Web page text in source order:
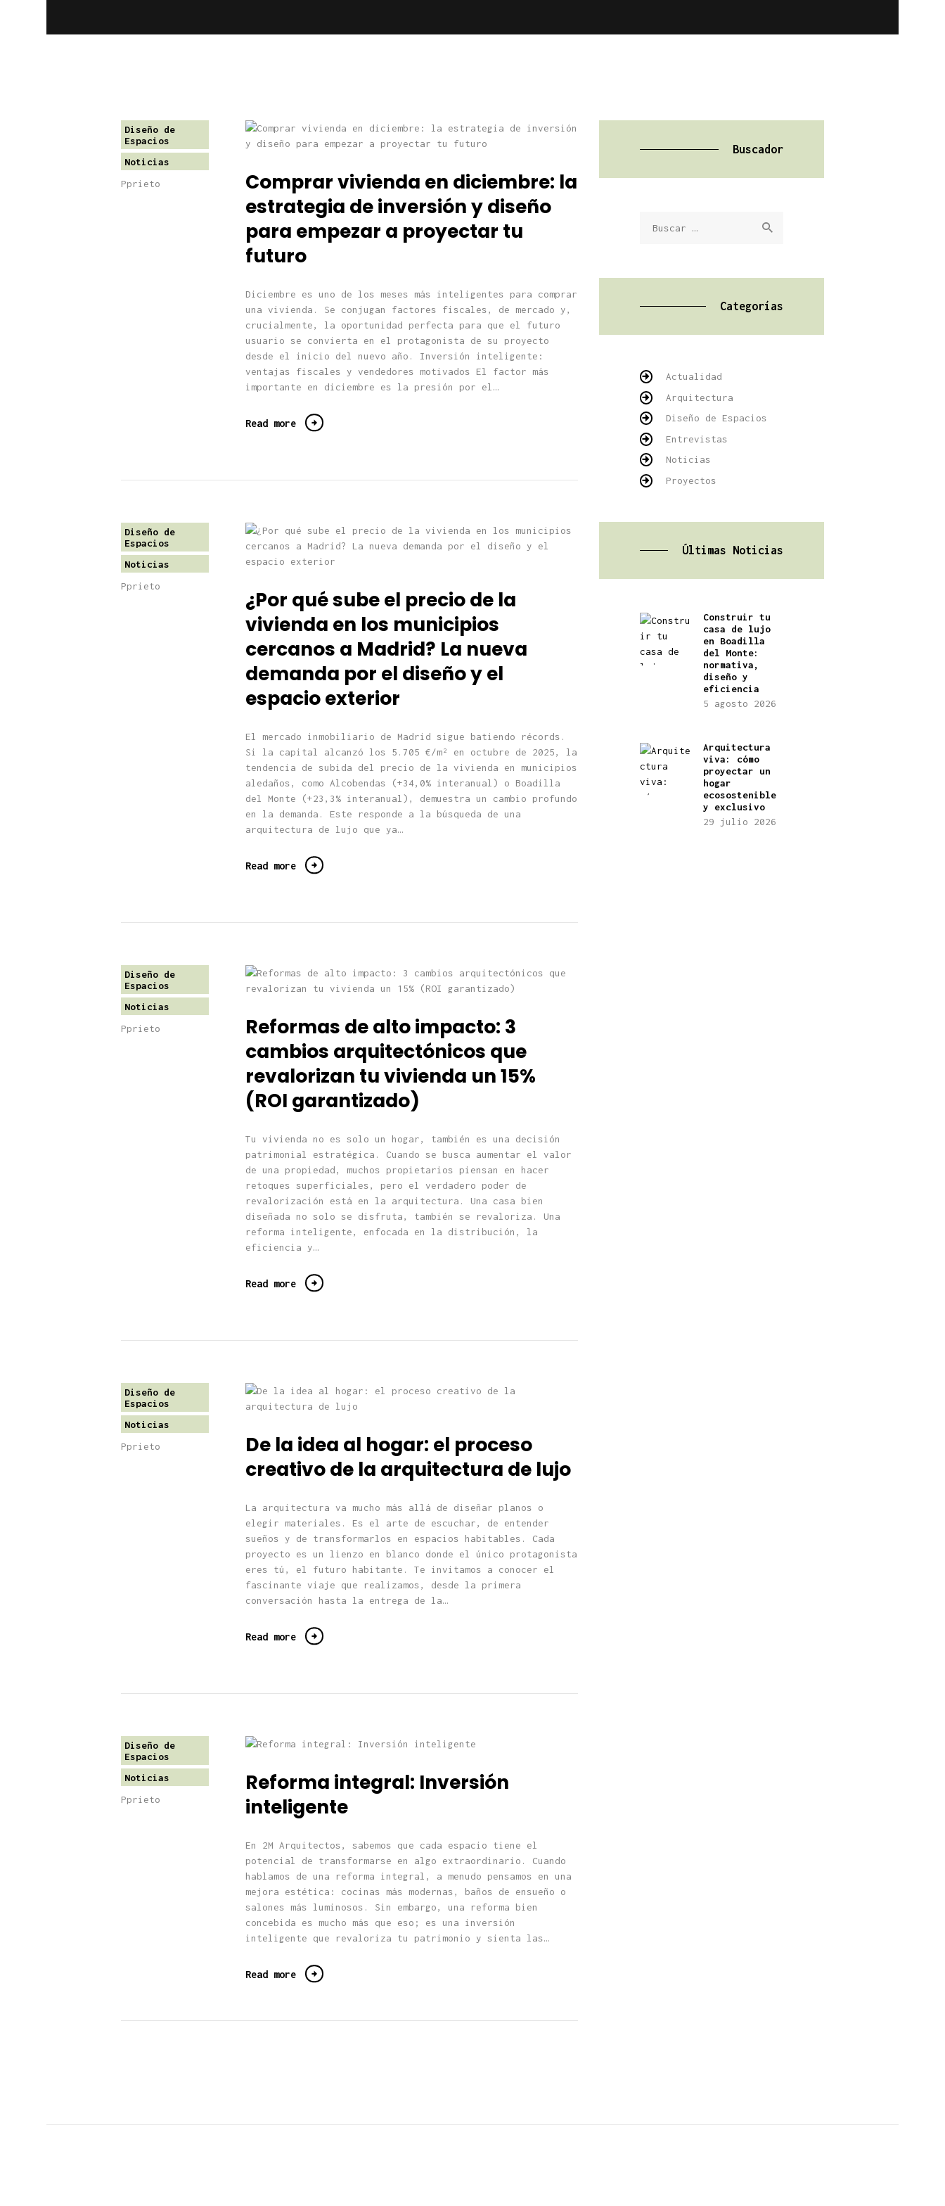
Diseño de
Espacios
Noticias
Pprieto
Comprar vivienda en diciembre: la
estrategia de inversión y diseño
para empezar a proyectar tu
futuro
Diciembre es uno de los meses más inteligentes para comprar
una vivienda. Se conjugan factores fiscales, de mercado y,
crucialmente, la oportunidad perfecta para que el futuro
usuario se convierta en el protagonista de su proyecto
desde el inicio del nuevo año. Inversión inteligente:
ventajas fiscales y vendedores motivados El factor más
importante en diciembre es la presión por el…
Read more
Diseño de
Espacios
Noticias
Pprieto
¿Por qué sube el precio de la
vivienda en los municipios
cercanos a Madrid? La nueva
demanda por el diseño y el
espacio exterior
El mercado inmobiliario de Madrid sigue batiendo récords.
Si la capital alcanzó los 5.705 €/m² en octubre de 2025, la
tendencia de subida del precio de la vivienda en municipios
aledaños, como Alcobendas (+34,0% interanual) o Boadilla
del Monte (+23,3% interanual), demuestra un cambio profundo
en la demanda. Este responde a la búsqueda de una
arquitectura de lujo que ya…
Read more
Diseño de
Espacios
Noticias
Pprieto
Reformas de alto impacto: 3
cambios arquitectónicos que
revalorizan tu vivienda un 15%
(ROI garantizado)
Tu vivienda no es solo un hogar, también es una decisión
patrimonial estratégica. Cuando se busca aumentar el valor
de una propiedad, muchos propietarios piensan en hacer
retoques superficiales, pero el verdadero poder de
revalorización está en la arquitectura. Una casa bien
diseñada no solo se disfruta, también se revaloriza. Una
reforma inteligente, enfocada en la distribución, la
eficiencia y…
Read more
Diseño de
Espacios
Noticias
Pprieto
De la idea al hogar: el proceso
creativo de la arquitectura de lujo
La arquitectura va mucho más allá de diseñar planos o
elegir materiales. Es el arte de escuchar, de entender
sueños y de transformarlos en espacios habitables. Cada
proyecto es un lienzo en blanco donde el único protagonista
eres tú, el futuro habitante. Te invitamos a conocer el
fascinante viaje que realizamos, desde la primera
conversación hasta la entrega de la…
Read more
Diseño de
Espacios
Noticias
Pprieto
Reforma integral: Inversión
inteligente
En 2M Arquitectos, sabemos que cada espacio tiene el
potencial de transformarse en algo extraordinario. Cuando
hablamos de una reforma integral, a menudo pensamos en una
mejora estética: cocinas más modernas, baños de ensueño o
salones más luminosos. Sin embargo, una reforma bien
concebida es mucho más que eso; es una inversión
inteligente que revaloriza tu patrimonio y sienta las…
Read more
Buscador
Categorías
Actualidad
Arquitectura
Diseño de Espacios
Entrevistas
Noticias
Proyectos
Últimas Noticias
Construir tu
casa de lujo
en Boadilla
del Monte:
normativa,
diseño y
eficiencia
5 agosto 2026
Arquitectura
viva: cómo
proyectar un
hogar
ecosostenible
y exclusivo
29 julio 2026